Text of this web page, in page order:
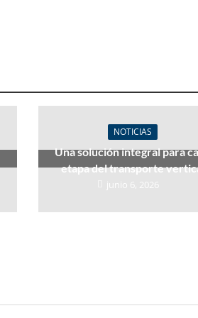
NOTICIAS
Una solución integral para
etapa del transporte
junio 6, 2026